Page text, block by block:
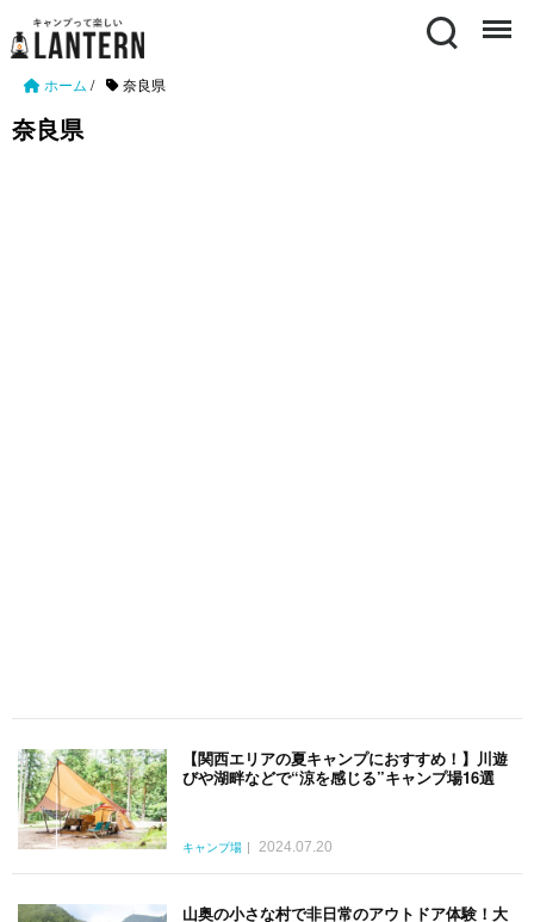
Search Menu
ホーム / 奈良県
奈良県
【関西エリアの夏キャンプにおすすめ！】川遊
びや湖畔などで“涼を感じる”キャンプ場16選
キャンプ場 2024.07.20
山奥の小さな村で非日常のアウトドア体験！大